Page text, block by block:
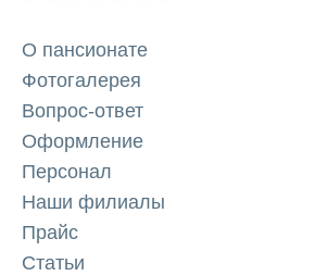
О пансионате
Фотогалерея
Вопрос-ответ
Оформление
Персонал
Наши филиалы
Прайс
Статьи